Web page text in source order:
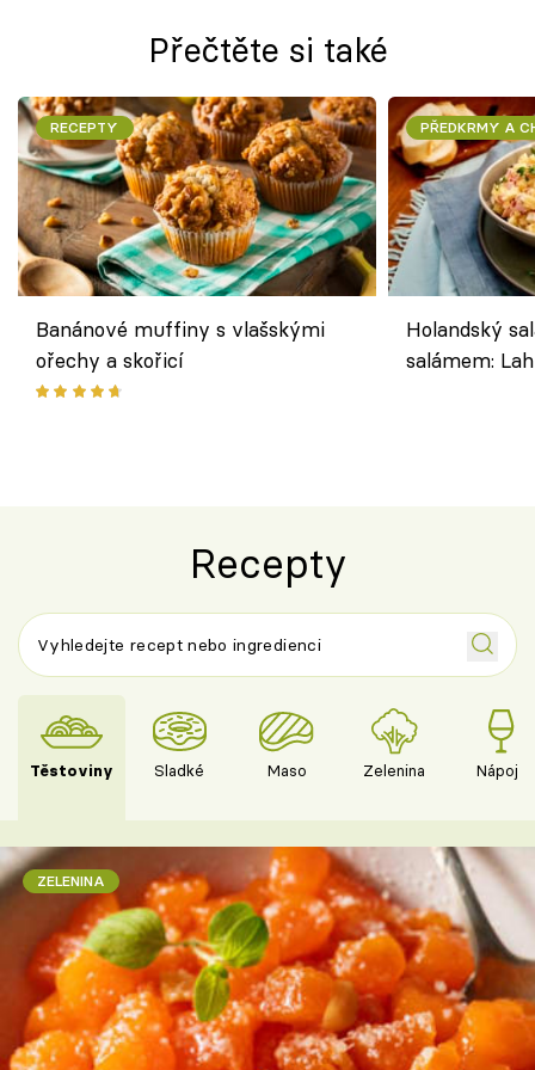
Přečtěte si také
RECEPTY
Banánové muffiny s vlašskými
ořechy a skořicí
PŘEDKRMY A
Holandský
salámem:
Recepty
Těstoviny Sladké Maso Zelenina Nápoje
ZELENINA